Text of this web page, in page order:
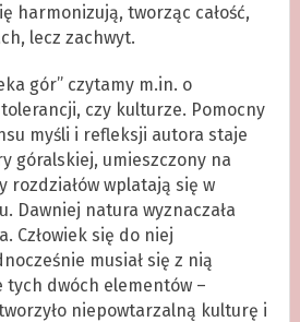
harmonizują, tworząc całość,
lecz zachwyt.
gór” czytamy m.in. o
czy kulturze. Pomocny
myśli i refleksji autora staje
góralskiej, umieszczony na
rozdziałów wplatają się w
Dawniej natura wyznaczała
Człowiek się do niej
musiał się z nią
tych dwóch elementów –
niepowtarzalną kulturę i